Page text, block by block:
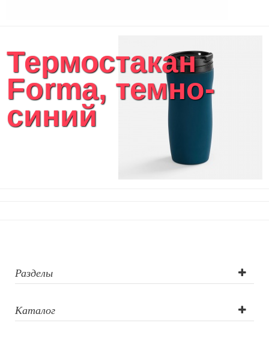
Термостакан
Forma, темно-
синий
Разделы
Каталог